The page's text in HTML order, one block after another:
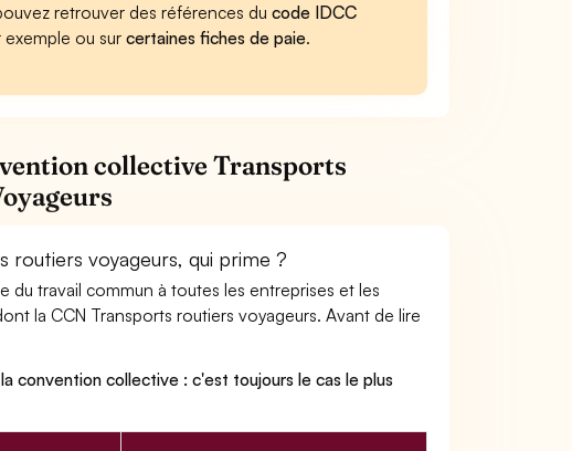
retrouver des références ducode IDCC
exemple ou surcertaines fiches de paie.
collective Transports
voyageurs, qui prime ?
travail commun à toutes les entreprises et les
la CCN Transports routiers voyageurs. Avant de lire
convention collective : c'est toujours le cas le plus